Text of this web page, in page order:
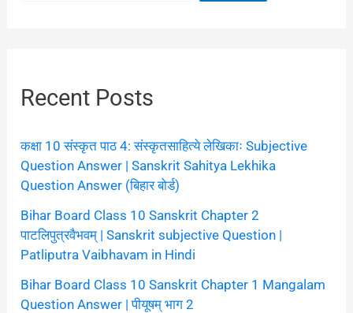
Recent Posts
कक्षा 10 संस्कृत पाठ 4: संस्कृतसाहित्ये लेखिकाः Subjective
Question Answer | Sanskrit Sahitya Lekhika
Question Answer (बिहार बोर्ड)
Bihar Board Class 10 Sanskrit Chapter 2
पाटलिपुत्रवैभवम् | Sanskrit subjective Question |
Patliputra Vaibhavam in Hindi
Bihar Board Class 10 Sanskrit Chapter 1 Mangalam
Question Answer | पीयूषम् भाग 2